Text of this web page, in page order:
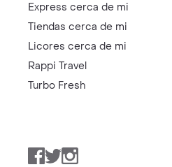
Express cerca de mi
Tiendas cerca de mi
Licores cerca de mi
Rappi Travel
Turbo Fresh
Facebook
TwitterInstagram